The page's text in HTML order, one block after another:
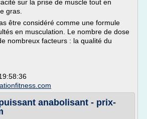
sur la prise de muscle tout en
gras.
être considéré comme une formule
en musculation. Le nombre de dose
nombreux facteurs : la qualité du
anabolisant - prix-